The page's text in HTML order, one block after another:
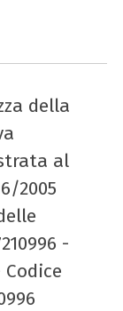
della
al
2005
-
Codice